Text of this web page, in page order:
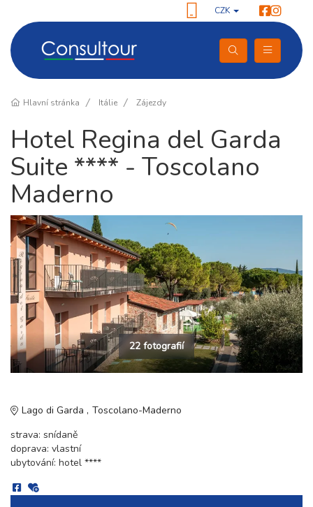
CZK
Hlavní stránka Itálie Zájezdy
Hotel Regina del Garda
Suite **** - Toscolano
Maderno
22 fotografií
Lago di Garda
Toscolano-Maderno
strava: snídaně
doprava: vlastní
ubytování: hotel ****